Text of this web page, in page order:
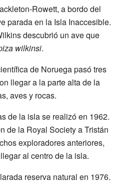
Rowett, a bordo del
parada en la Isla Inaccesible.
descubrió un ave que
wilkinsi.
de Noruega pasó tres
llegar a la parte alta de la
aves y rocas.
de la isla se realizó en 1962.
de la Royal Society a Tristán
exploradores anteriores,
al centro de la isla.
reserva natural en 1976.